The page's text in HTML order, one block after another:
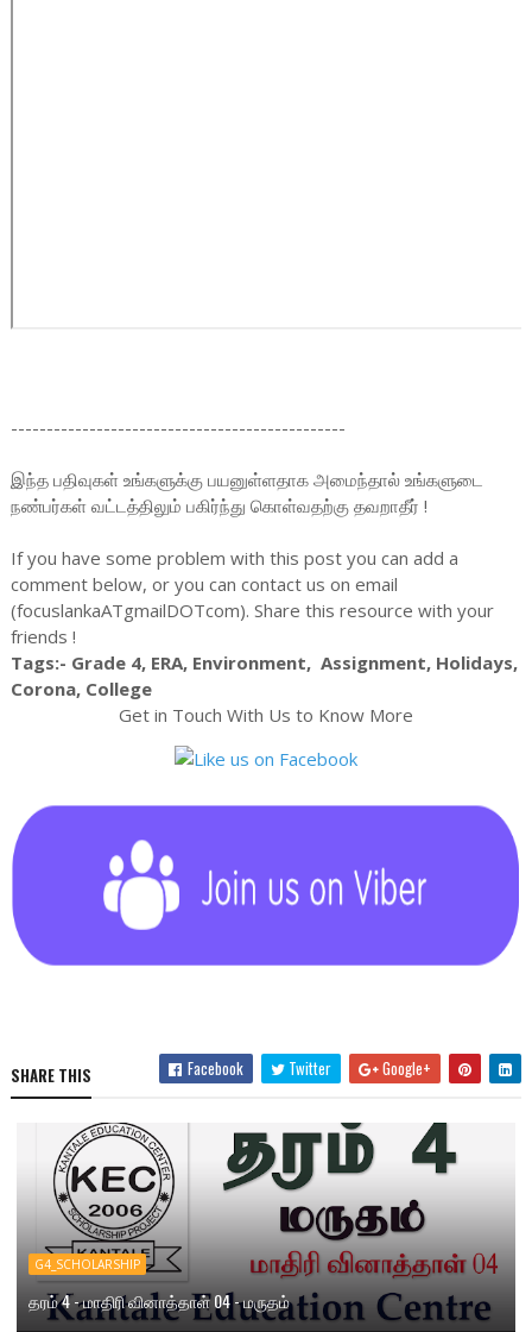
-----------------------------------------------
இந்த பதிவுகள் உங்களுக்கு பயனுள்ளதாக அமைந்தால் உங்களுடை
நண்பர்கள் வட்டத்திலும் பகிர்ந்து கொள்வதற்கு தவறாதீர் !
If you have some problem with this post you can add a
comment below, or you can contact us on email
(focuslankaATgmailDOTcom). Share this resource with your
friends !
Tags:- Grade 4, ERA, Environment, Assignment, Holidays,
Corona, College
Get in Touch With Us to Know More
SHARE THIS Facebook Twitter Google+
G4_SCHOLARSHIP
தரம் 4 - மாதிரி வினாத்தாள் 04 - மருதம்